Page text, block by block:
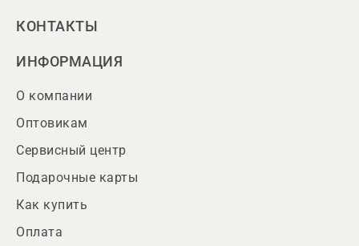
КОНТАКТЫ
ИНФОРМАЦИЯ
О компании
Оптовикам
Сервисный центр
Подарочные карты
Как купить
Оплата